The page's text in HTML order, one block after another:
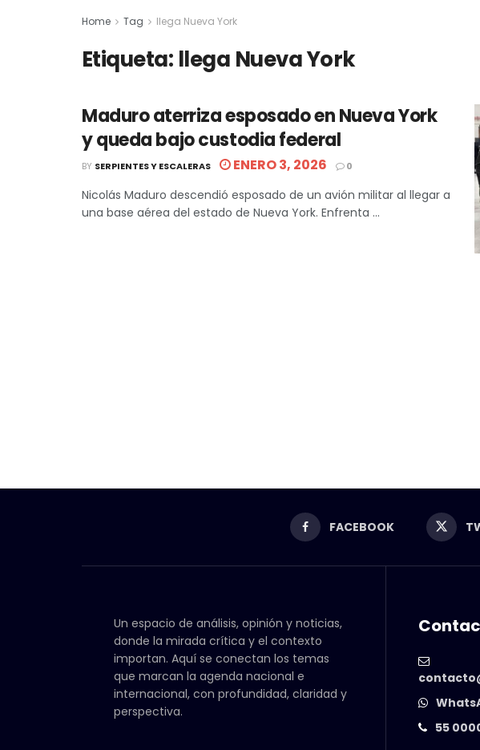
Home Tag llega Nueva York
Etiqueta: llega Nueva York
Maduro aterriza esposado en Nueva York
y queda bajo custodia federal
BY SERPIENTES Y ESCALERAS ENERO 3, 2026 0
Nicolás Maduro descendió esposado de un avión militar al llegar a
una base aérea del estado de Nueva York. Enfrenta ...
FACEBOOK
Un espacio de análisis, opinión y noticias,
donde la mirada crítica y el contexto
importan. Aquí se conectan los temas
que marcan la agenda nacional e
internacional, con profundidad, claridad y
perspectiva.
55